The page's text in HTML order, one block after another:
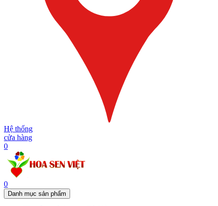
Hệ thống
cửa hàng
0
0
Danh mục sản phẩm